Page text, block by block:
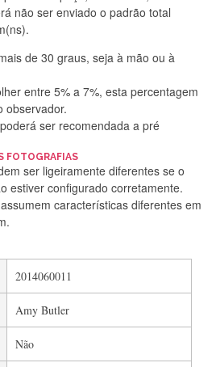
não ser enviado o padrão total
de 30 graus, seja à mão ou à
entre 5% a 7%, esta percentagem
observador.
ser recomendada a pré
FOTOGRAFIAS
ser ligeiramente diferentes se o
estiver configurado corretamente.
características diferentes em
2014060011
Amy Butler
Não
Silvia Lopes
Rapidez e segurança. Volto a
encomendar.
Silvia André
rápido. recomendo